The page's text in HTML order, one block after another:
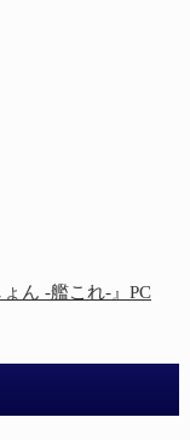
ん -艦これ-』PC